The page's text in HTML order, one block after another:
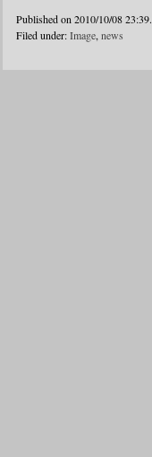
Published on 2010/10/08 23:39.
Filed under:Image, news